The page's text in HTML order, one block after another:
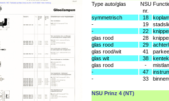
Type auto/glas NSU
nr.
symmetrisch
18
-
19
-
22
glas rood
28
glas rood
29
glas rood/wit
41
glas wit
38
glas rood
-
-
47
-
33
NSU Prinz 4 (NT)